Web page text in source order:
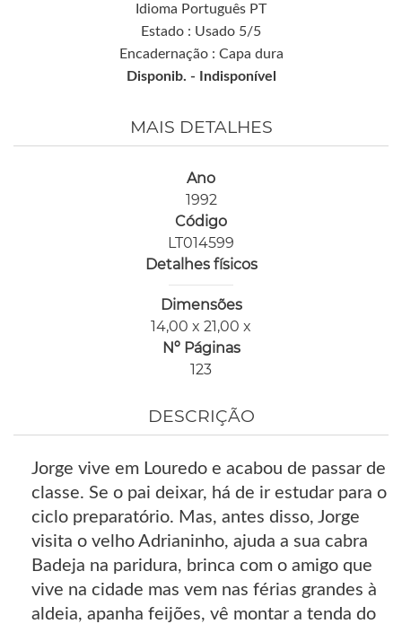
Idioma Português PT
Estado : Usado 5/5
Encadernação : Capa dura
Disponib. - Indisponível
MAIS DETALHES
Ano
1992
Código
LT014599
Detalhes físicos
Dimensões
14,00 x 21,00 x
Nº Páginas
123
DESCRIÇÃO
Jorge vive em Louredo e acabou de passar de
classe. Se o pai deixar, há de ir estudar para o
ciclo preparatório. Mas, antes disso, Jorge
visita o velho Adrianinho, ajuda a sua cabra
Badeja na paridura, brinca com o amigo que
vive na cidade mas vem nas férias grandes à
aldeia, apanha feijões, vê montar a tenda do